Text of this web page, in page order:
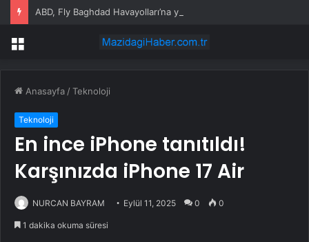
Menü
Anasayfa /Teknoloji
Teknoloji
En ince iPhone tanıtıldı!
Karşınızda iPhone 17 Air
NURCAN BAYRAM Eylül 11, 2025 0 0
1 dakika okuma süresi